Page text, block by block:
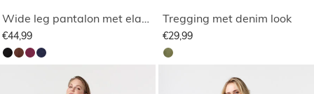
Wide leg pantalon met elastische taille
€44,99
Tregging met denim look
€29,99